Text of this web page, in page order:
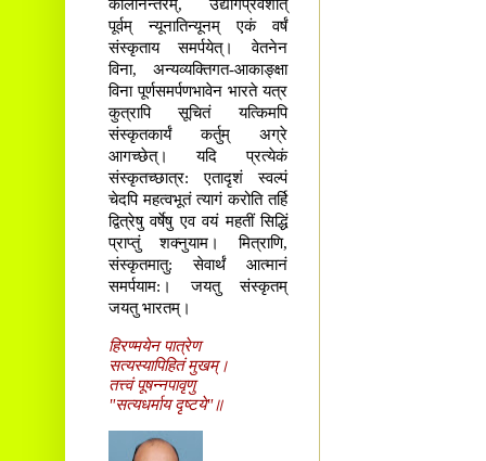
कालानन्तरम्, उद्योगप्रवेशात्
पूर्वम् न्यूनातिन्यूनम् एकं वर्षं
संस्कृताय समर्पयेत्। वेतनेन
विना, अन्यव्यक्तिगत-आकाङ्क्षा
विना पूर्णसमर्पणभावेन भारते यत्र
कुत्रापि सूचितं यत्किमपि
संस्कृतकार्यं कर्तुम् अग्रे
आगच्छेत्। यदि प्रत्येकं
संस्कृतच्छात्र: एतादृशं स्वल्पं
चेदपि महत्वभूतं त्यागं करोति तर्हि
द्वित्रेषु वर्षेषु एव वयं महतीं सिद्धिं
प्राप्तुं शक्नुयाम। मित्राणि,
संस्कृतमातु: सेवार्थं आत्मानं
समर्पयाम:। जयतु संस्कृतम्
जयतु भारतम्।
हिरण्मयेन पात्रेण
सत्यस्यापिहितं मुखम्।
तत्त्वं पूषन्नपावृणु
"सत्यधर्माय दृष्टये"॥